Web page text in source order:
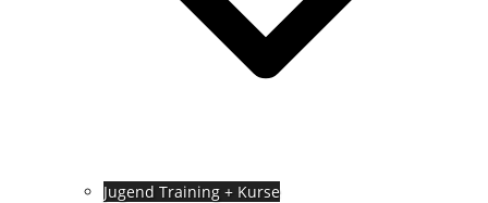
Jugend Training + Kurse